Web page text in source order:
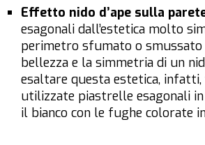
Effetto nido d’ape sulla
esagonali dall’estetica molto
perimetro sfumato o
bellezza e la simmetria di un
esaltare questa estetica, infatti,
utilizzate piastrelle esagonali
il bianco con le fughe colorate